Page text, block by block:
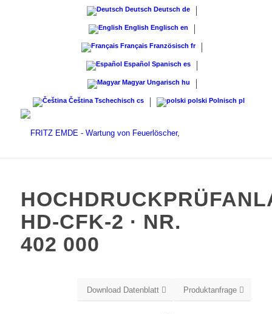
Deutsch Deutsch de
English Englisch en
Français Französisch fr
Español Spanisch es
Magyar Ungarisch hu
Čeština Tschechisch cs polski Polnisch pl
HD-CFK-2 · NR.
402 000
Produktanfrage
Download Datenblatt